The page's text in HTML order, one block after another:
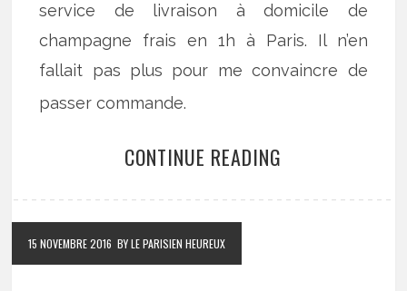
service de livraison à domicile de
champagne frais en 1h à Paris. Il n’en
fallait pas plus pour me convaincre de
passer commande.
CONTINUE READING
15 NOVEMBRE 2016 BY LE PARISIEN HEUREUX